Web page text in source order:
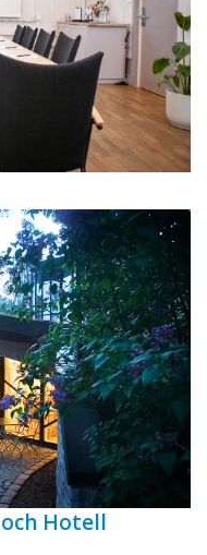
Hotell